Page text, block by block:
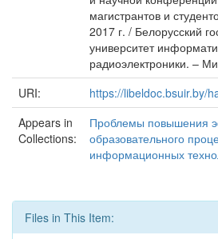
магистрантов и
2017 г. / Белорусский
университет
радиоэлектроники. –
URI:
https://libeldoc.bsuir.by/
Appears in
Collections:
Проблемы повышения
образовательного
информационных
Files in This Item: